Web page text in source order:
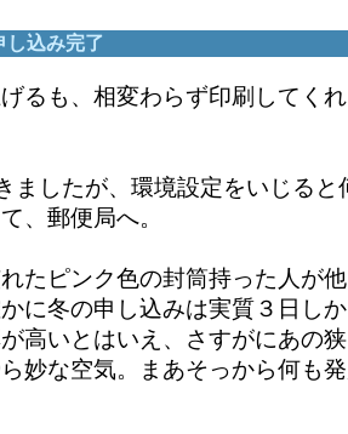
し込み完了
るも、相変わらず印刷してく
ましたが、環境設定をいじると
、郵便局へ。
たピンク色の封筒持った人が
冬の申し込みは実質３日しか
高いとはいえ、さすがにあの
妙な空気。まあそっから何も